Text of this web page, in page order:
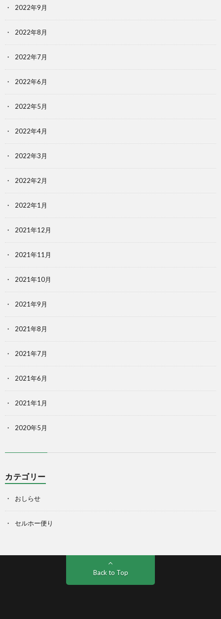
2022年9月
2022年8月
2022年7月
2022年6月
2022年5月
2022年4月
2022年3月
2022年2月
2022年1月
2021年12月
2021年11月
2021年10月
2021年9月
2021年8月
2021年7月
2021年6月
2021年1月
2020年5月
カテゴリー
おしらせ
セルホー便り
Back to Top